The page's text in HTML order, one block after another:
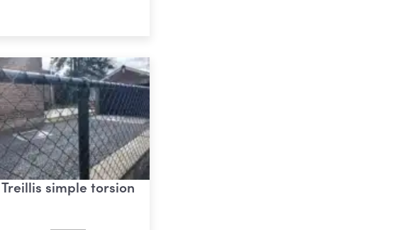
Treillis simple torsion